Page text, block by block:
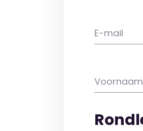
E-mail
Voornaam